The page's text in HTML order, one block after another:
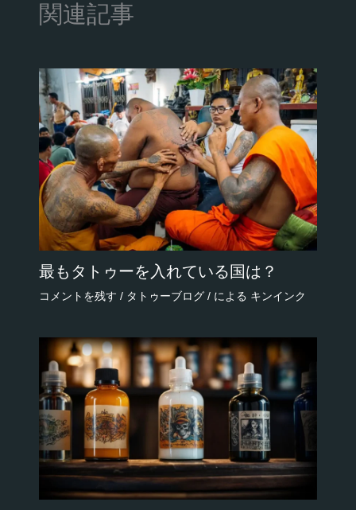
関連記事
最もタトゥーを入れている国は？
コメントを残す / タトゥーブログ/ による キンインク